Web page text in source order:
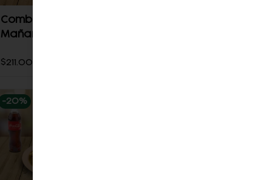
Combo
Mañanero
$211.00
-20%